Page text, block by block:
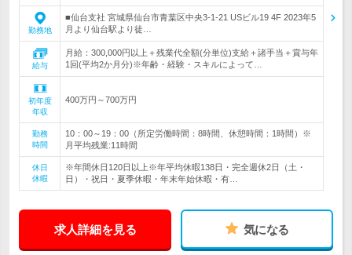
勤務地
■仙台支社 宮城県仙台市青葉区中央3-1-21 USビル19 4F 2023年5
月より仙台駅より徒…
給与
月給：300,000円以上＋残業代全額(分単位)支給＋諸手当＋賞与年
1回(平均2か月分)※年齢・経験・スキルによって…
初年度
年収
400万円～700万円
勤務
時間
10：00～19：00（所定労働時間：8時間、休憩時間：1時間）※
月平均残業:11時間
休日
休暇
※年間休日120日以上※年平均休暇138日・完全週休2日（土・
日）・祝日・夏季休暇・年末年始休暇・有…
求人詳細を見る 気になる